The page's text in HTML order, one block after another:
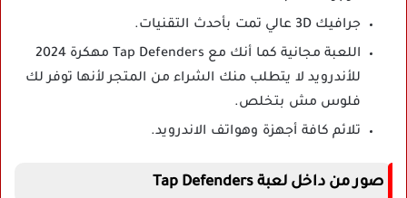
جرافيك 3D عالي تمت بأحدث التقنيات.
اللعبة مجانية كما أنك مع Tap Defenders مهكرة 2024
للأندرويد لا يتطلب منك الشراء من المتجر لأنها توفر لك
فلوس مش بتخلص.
تلائم كافة أجهزة وهواتف الاندرويد.
صور من داخل لعبة Tap Defenders